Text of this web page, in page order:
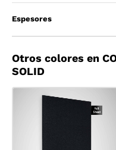
Espesores
Otros colores en
SOLID